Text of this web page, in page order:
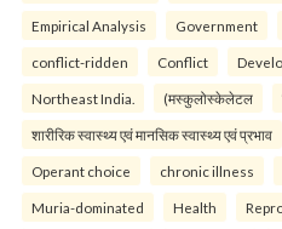
Empirical Analysis Government
conflict-ridden Conflict
Northeast India. (मस्कुलोस्केलेटल
शारीरिक स्वास्थ्य एवं मानसिक स्वास्थ्य एवं प्रभाव
Operant choice chronic illness
Muria-dominated Health